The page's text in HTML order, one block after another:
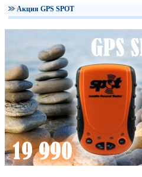
Акция GPS SPOT